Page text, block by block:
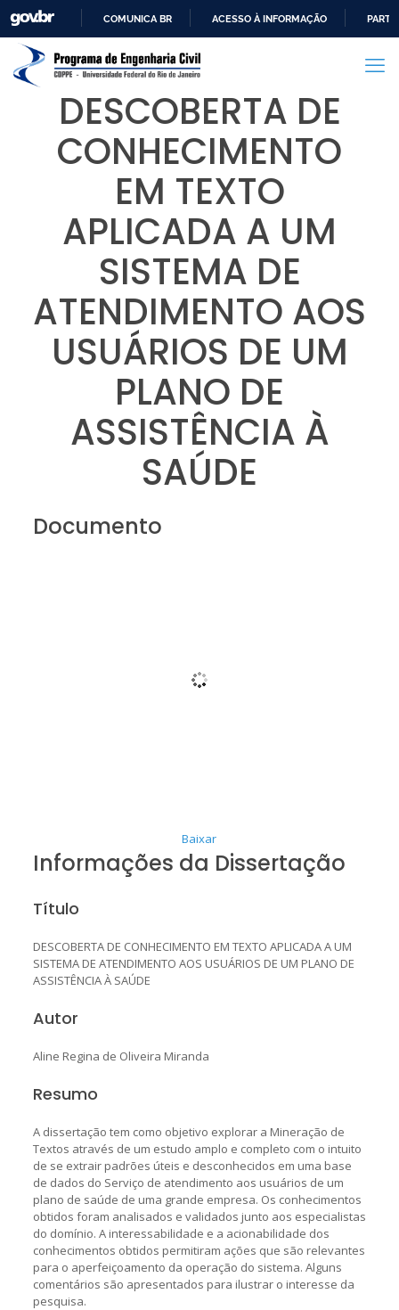
PARA
CONTEÚDO
COMUNICA BR ACESSO À INFORMAÇÃO
DESCOBERTA DE
CONHECIMENTO
EM TEXTO
APLICADA A UM
SISTEMA DE
ATENDIMENTO AOS
USUÁRIOS DE UM
PLANO DE
ASSISTÊNCIA À
SAÚDE
Documento
Baixar
Informações da Dissertação
Título
DESCOBERTA DE CONHECIMENTO EM TEXTO APLICADA A UM
SISTEMA DE ATENDIMENTO AOS USUÁRIOS DE UM PLANO DE
ASSISTÊNCIA À SAÚDE
Autor
Aline Regina de Oliveira Miranda
Resumo
A dissertação tem como objetivo explorar a Mineração de
Textos através de um estudo amplo e completo com o intuito
de se extrair padrões úteis e desconhecidos em uma base
de dados do Serviço de atendimento aos usuários de um
plano de saúde de uma grande empresa. Os conhecimentos
obtidos foram analisados e validados junto aos especialistas
do domínio. A interessabilidade e a acionabilidade dos
conhecimentos obtidos permitiram ações que são relevantes
para o aperfeiçoamento da operação do sistema. Alguns
comentários são apresentados para ilustrar o interesse da
pesquisa.